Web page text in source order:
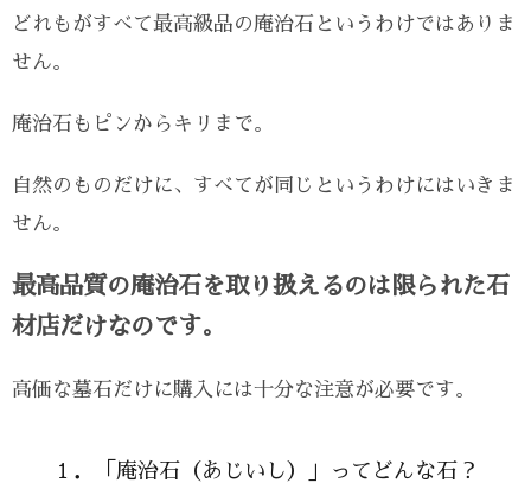
どれもがすべて最高級品の庵治石というわけではありま
せん。
庵治石もピンからキリまで。
自然のものだけに、すべてが同じというわけにはいきま
せん。
最高品質の庵治石を取り扱えるのは限られた石
材店だけなのです。
高価な墓石だけに購入には十分な注意が必要です。
１．「庵治石（あじいし）」ってどんな石？